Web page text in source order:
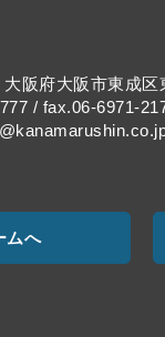
阪府大阪市東成区
/ fax.06-6971-
ムへ